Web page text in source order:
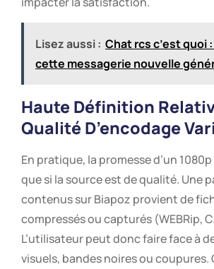
Lisez aussi : Chat rcs c’est quoi
cette messagerie nouvelle
Haute Définition
Qualité D’encodage
En pratique, la promesse d’un
que si la source est de qualité. Une
contenus sur Biapoz provient de
compressés ou capturés (WEBRip,
L’utilisateur peut donc faire face à
visuels, bandes noires ou coupures.